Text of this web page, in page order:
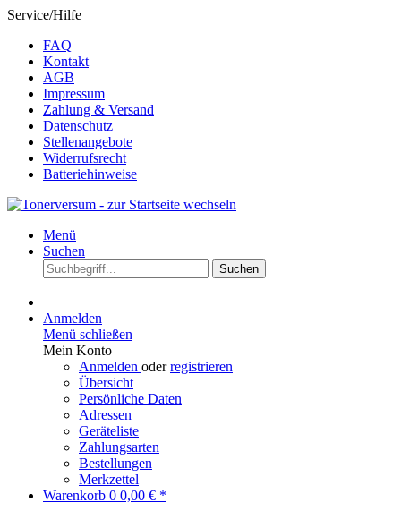
Service/Hilfe
FAQ
Kontakt
AGB
Impressum
Zahlung & Versand
Datenschutz
Stellenangebote
Widerrufsrecht
Batteriehinweise
Menü
Suchen
Suchen
Anmelden
Menü schließen
Mein Konto
Anmelden oderregistrieren
Übersicht
Persönliche Daten
Adressen
Geräteliste
Zahlungsarten
Bestellungen
Merkzettel
Warenkorb 0 0,00 € *